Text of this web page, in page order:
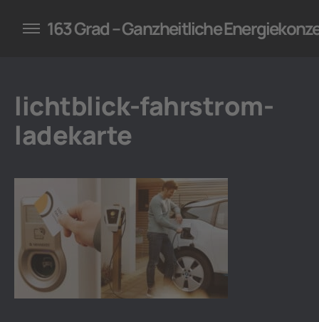
für Unternehmen
163 Grad – Ganzheitliche
lichtblick-fahrstrom-
ladekarte